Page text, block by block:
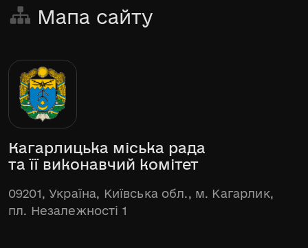
Мапа сайту
Кагарлицька міська рада
та її виконавчий комітет
09201, Україна, Київська обл., м. Кагарлик,
пл. Незалежності 1